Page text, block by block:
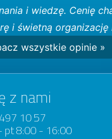
i wiedzę. Cenię
i świetną organizację
wszystkie opinie »
z nami
10 57
pt 8:00 - 16:00